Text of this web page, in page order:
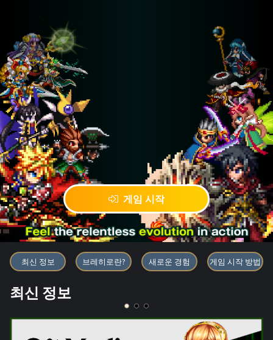
게임 시작
블록체인 게임 「BRAVE
최신 정보 브레히로란? 새로운 경험 게임 시작 방법
최신 정보